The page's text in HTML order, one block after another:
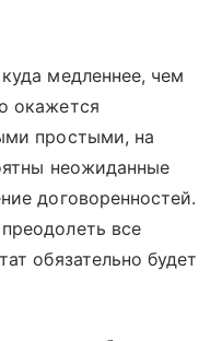
медленнее, чем
окажется
простыми, на
неожиданные
договоренностей.
все
обязательно будет